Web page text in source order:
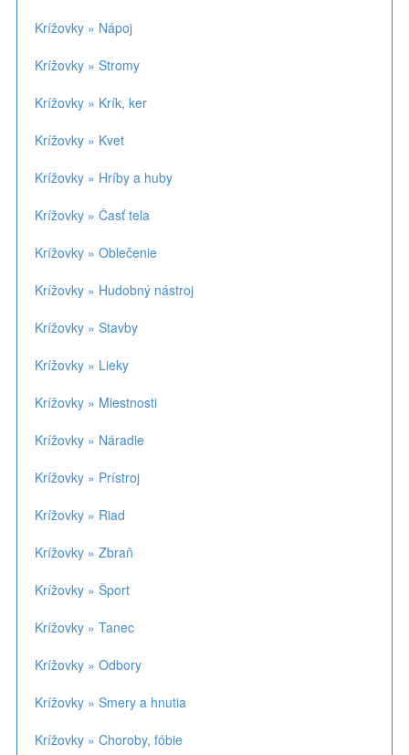
Krížovky » Nápoj
Krížovky » Stromy
Krížovky » Krík, ker
Krížovky » Kvet
Krížovky » Hríby a huby
Krížovky » Časť tela
Krížovky » Oblečenie
Krížovky » Hudobný nástroj
Krížovky » Stavby
Krížovky » Lieky
Krížovky » Miestnosti
Krížovky » Náradie
Krížovky » Prístroj
Krížovky » Riad
Krížovky » Zbraň
Krížovky » Šport
Krížovky » Tanec
Krížovky » Odbory
Krížovky » Smery a hnutia
Krížovky » Choroby, fóbie